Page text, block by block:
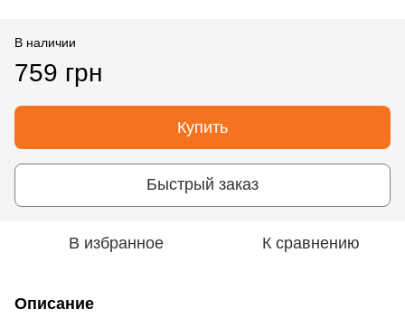
В наличии
759 грн
Купить
Быстрый заказ
В избранное К сравнению
Описание